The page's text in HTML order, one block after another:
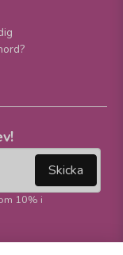
Skicka
10% i